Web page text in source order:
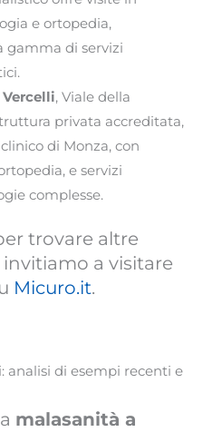
e ortopedia,
gamma di servizi
, Viale della
privata accreditata,
di Monza, con
e servizi
complesse​.
trovare altre
a visitare
Micuro.it.
analisi di esempi recenti e
malasanità a